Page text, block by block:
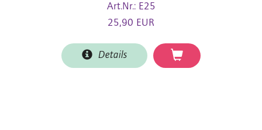
Art.Nr.: E25
25,90 EUR
Details